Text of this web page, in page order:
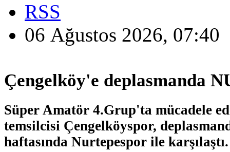
RSS
06 Ağustos 2026, 07:40
Çengelköy'e deplasmanda
Süper Amatör 4.Grup'ta mücadele
temsilcisi Çengelköyspor,
haftasında Nurtepespor ile karşılaştı.